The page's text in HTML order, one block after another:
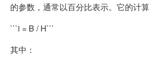
的参数，通常以百分比表示。它的计
```i = B / H```
其中：